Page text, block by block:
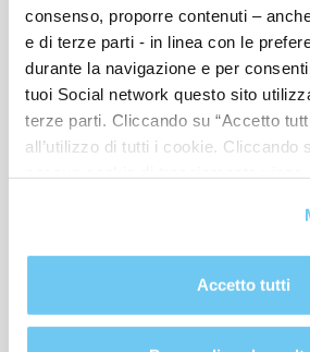
consenso, proporre contenuti –
e di terze parti - in linea con le
durante la navigazione e per
tuoi Social network questo sito
terze parti. Cliccando su “Accetto
all’utilizzo di tutti i cookie. Cliccando
propria volontà in relazione a
cookie del sito. Per ulteriori
Accetto tutti
EFFETTUA
l’innovazione con